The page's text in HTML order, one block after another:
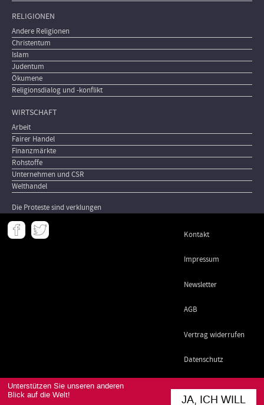
Unterstützen Sie unseren anderen
Blick auf die Welt!
JA, ICH WILL
RELIGIONEN
Andere Religionen
Christentum
Islam
Judentum
Ökumene
Religionsdialog und -konflikt
WIRTSCHAFT
Arbeit
Fairer Handel
Finanzmärkte
Rohstoffe
Unternehmen und CSR
Welthandel
Die Proteste sind verklungen
Meta
- Kontakt
Impressum
Newsletter
AGB
Vertrag widerrufen
Datenschutz